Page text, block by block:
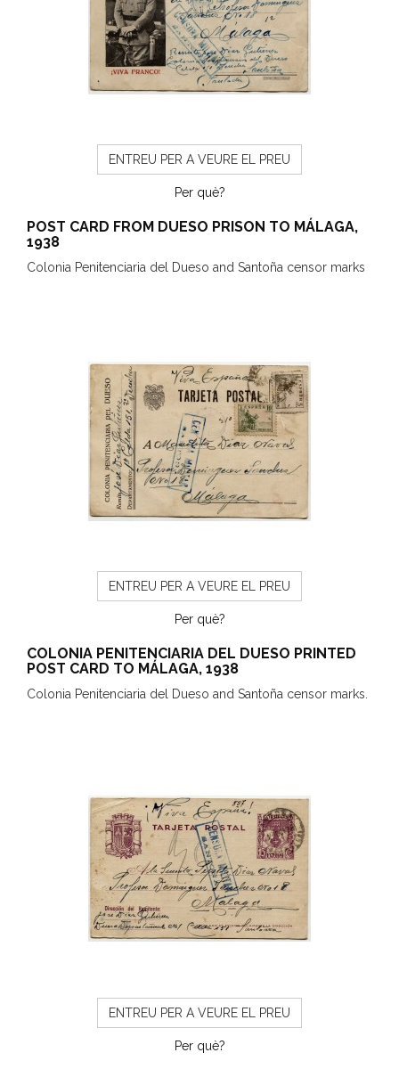
ENTREU PER A VEURE EL PREU
Per què?
POST CARD FROM DUESO PRISON TO MÁLAGA,
1938
Colonia Penitenciaria del Dueso and Santoña censor marks
ENTREU PER A VEURE EL PREU
Per què?
COLONIA PENITENCIARIA DEL DUESO PRINTED
POST CARD TO MÁLAGA, 1938
Colonia Penitenciaria del Dueso and Santoña censor marks.
ENTREU PER A VEURE EL PREU
Per què?